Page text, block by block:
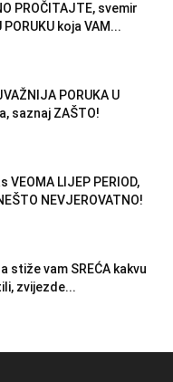
PROČITAJTE, svemir
koja VAM...
PORUKA U
saznaj ZAŠTO!
VEOMA LIJEP PERIOD,
NEVJEROVATNO!
stiže vam SREĆA kakvu
zvijezde...